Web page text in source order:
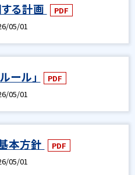
る計画
PDF
05/01
ール」
PDF
05/01
本方針
PDF
05/01